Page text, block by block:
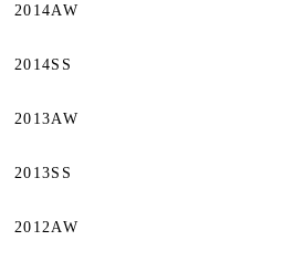
2014AW
2014SS
2013AW
2013SS
2012AW